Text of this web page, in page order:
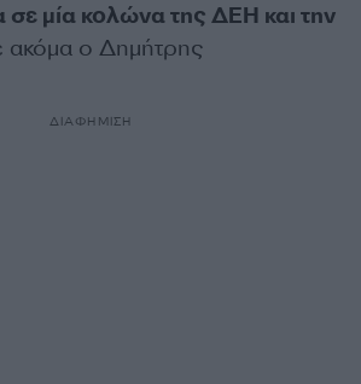
μία κολώνα της ΔΕΗ και την
ακόμα ο Δημήτρης
ΔΙΑΦΗΜΙΣΗ